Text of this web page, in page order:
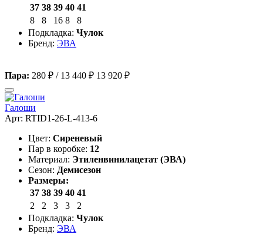
37 38 39 40 41
8
8 16 8
8
Подкладка: Чулок
Бренд: ЭВА
Пара: 280 ₽ / 13 440 ₽ 13 920 ₽
Галоши
Арт: RTID1-26-L-413-6
Цвет: Сиреневый
Пар в коробке: 12
Материал: Этиленвинилацетат (ЭВА)
Сезон: Демисезон
Размеры:
37 38 39 40 41
2
2 3 3
2
Подкладка: Чулок
Бренд: ЭВА